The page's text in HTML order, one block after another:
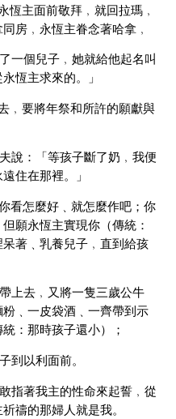
恆主面前敬拜﹐就回拉瑪﹐
房﹐永恆主眷念著哈拿﹐
一個兒子﹐她就給他起名叫
恆主求來的。」
﹐要將年祭和所許的願獻與
說：「等孩子斷了奶﹐我便
住在那裡。」
看怎麼好﹑就怎麼作吧；你
願永恆主實現你（傳統：
著﹑乳養兒子﹐直到給孩
上去﹐又將一隻三歲公牛
粉﹑一皮袋酒﹑一齊帶到示
：那時孩子還小）；
到以利面前。
指著我主的性命來起誓﹐從
禱的那婦人就是我。